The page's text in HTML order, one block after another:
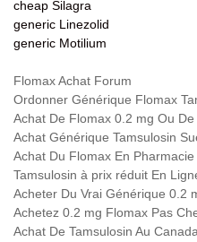
cheap Silagra
generic Linezolid
generic Motilium
Flomax Achat Forum
Ordonner Générique Flomax
Achat De Flomax 0.2 mg Ou
Achat Générique Tamsulosin
Achat Du Flomax En Pharmacie
Tamsulosin à prix réduit En
Acheter Du Vrai Générique 0.2
Achetez 0.2 mg Flomax Pas
Achat De Tamsulosin Au Canada